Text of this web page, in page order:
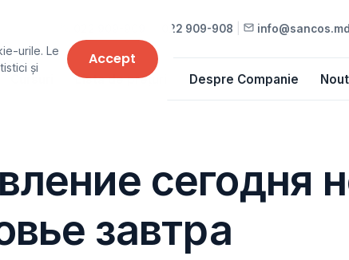
022 909-908
Cursuri Lista de prețuri Despre Companie
сегодня
завтра
urile. Le
și
Accept